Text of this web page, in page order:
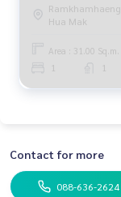
Ramkhamhaeng,
Hua Mak
Area : 31.00 Sq.m.
1 1
Contact for more
088-636-2624